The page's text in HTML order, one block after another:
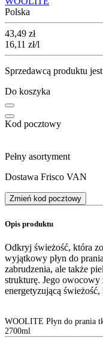
Polska
Cena
43,49 zł
16,11 zł/l
Sprzedawcą produktu
Do koszyka
Kod pocztowy
Pełny asortyment
Dostawa Frisco VAN
Zmień kod pocztowy
Opis produktu
Odkryj świeżość, która
wyjątkowy płyn do
zabrudzenia, ale także
strukturę. Jego owocowy
energetyzującą
WOOLITE Płyn do prania
2700ml